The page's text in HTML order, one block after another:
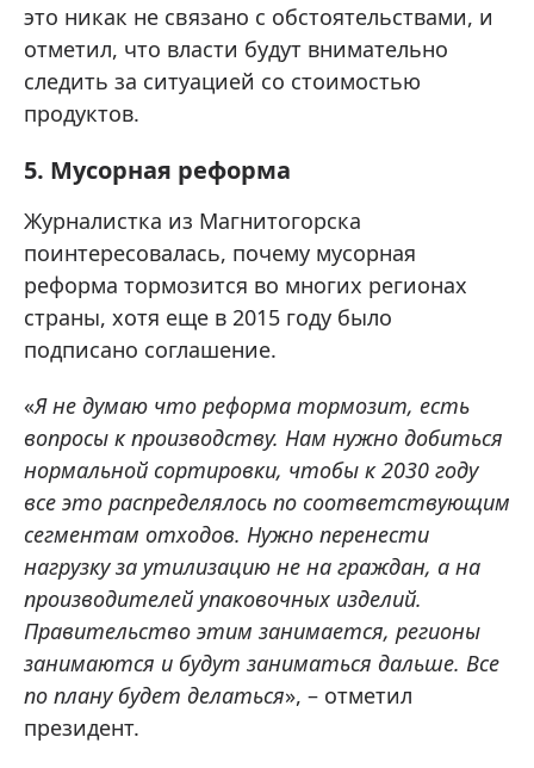
это никак не связано с обстоятельствами, и
отметил, что власти будут внимательно
следить за ситуацией со стоимостью
продуктов.
5. Мусорная реформа
Журналистка из Магнитогорска
поинтересовалась, почему мусорная
реформа тормозится во многих регионах
страны, хотя еще в 2015 году было
подписано соглашение.
«Я не думаю что реформа тормозит, есть
вопросы к производству. Нам нужно добиться
нормальной сортировки, чтобы к 2030 году
все это распределялось по соответствующим
сегментам отходов. Нужно перенести
нагрузку за утилизацию не на граждан, а на
производителей упаковочных изделий.
Правительство этим занимается, регионы
занимаются и будут заниматься дальше. Все
по плану будет делаться», – отметил
президент.